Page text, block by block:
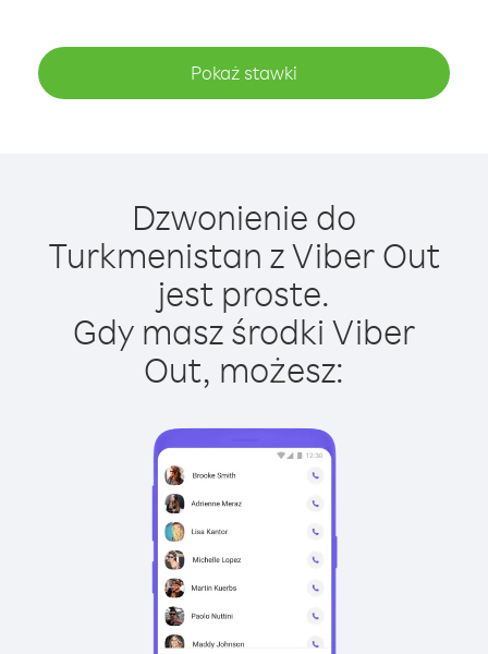
Pokaż stawki
Dzwonienie do
Turkmenistan z Viber Out
jest proste.
Gdy masz środki Viber
Out, możesz: